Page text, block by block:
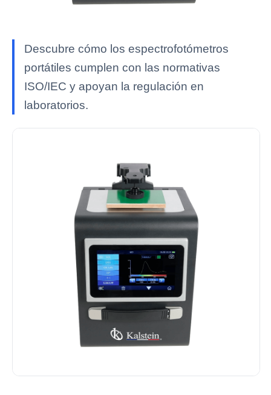
Descubre cómo los espectrofotómetros
portátiles cumplen con las normativas
ISO/IEC y apoyan la regulación en
laboratorios.